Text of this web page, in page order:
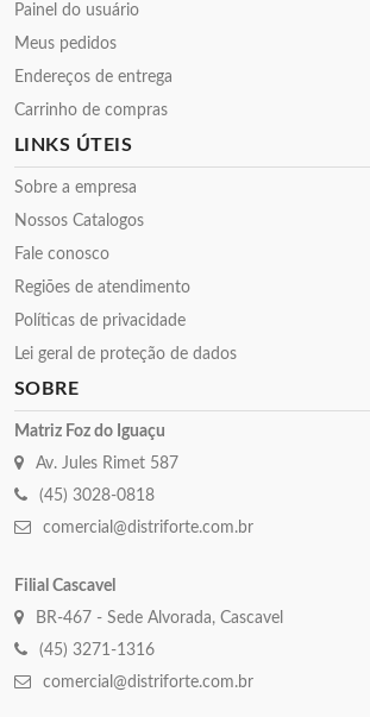
Painel do usuário
Meus pedidos
Endereços de entrega
Carrinho de compras
LINKS ÚTEIS
Sobre a empresa
Nossos Catalogos
Fale conosco
Regiões de atendimento
Políticas de privacidade
Lei geral de proteção de dados
SOBRE
Matriz Foz do Iguaçu
Av. Jules Rimet 587
(45) 3028-0818
comercial@distriforte.com.br
Filial Cascavel
BR-467 - Sede Alvorada, Cascavel
(45) 3271-1316
comercial@distriforte.com.br